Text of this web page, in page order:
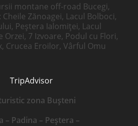
montane off-road Bucegi,
Zănoagei, Lacul Bolboci,
Peștera Ialomiței, Lacul
Orzei, 7 Izvoare, Podul cu Flori,
Crucea Eroilor, Vârful Omu
zona Bușteni
– Padina – Peștera –